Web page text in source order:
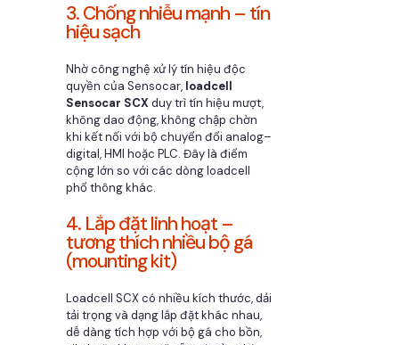
3. Chống nhiễu mạnh – tín
hiệu sạch
Nhờ công nghệ xử lý tín hiệu độc
quyền của Sensocar, loadcell
Sensocar SCX duy trì tín hiệu mượt,
không dao động, không chập chờn
khi kết nối với bộ chuyển đổi analog–
digital, HMI hoặc PLC. Đây là điểm
cộng lớn so với các dòng loadcell
phổ thông khác.
4. Lắp đặt linh hoạt –
tương thích nhiều bộ gá
(mounting kit)
Loadcell SCX có nhiều kích thước, dải
tải trọng và dạng lắp đặt khác nhau,
dễ dàng tích hợp với bộ gá cho bồn,